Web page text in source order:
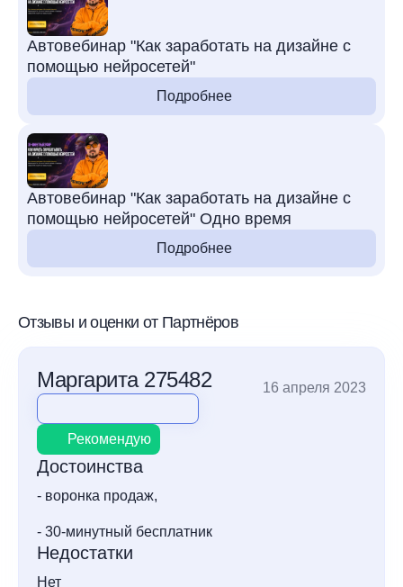
Автовебинар "Как заработать на дизайне с
помощью нейросетей"
Подробнее
Автовебинар "Как заработать на дизайне с
помощью нейросетей" Одно время
Подробнее
Отзывы и оценки от Партнёров
Маргарита 275482 16 апреля 2023
Рекомендую
Достоинства
- воронка продаж,
- 30-минутный бесплатник
Недостатки
Нет